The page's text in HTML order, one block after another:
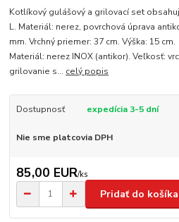
Kotlíkový gulášový a grilovací set
L. Materiál: nerez, povrchová úprava
mm. Vrchný priemer: 37 cm. Výška: 15
Materiál: nerez INOX (antikor). Veľkosť:
grilovanie s... celý popis
Dostupnosť expedícia 3-5 dní
Nie sme platcovia DPH
85,00 EUR/ks
Pridať do košíka